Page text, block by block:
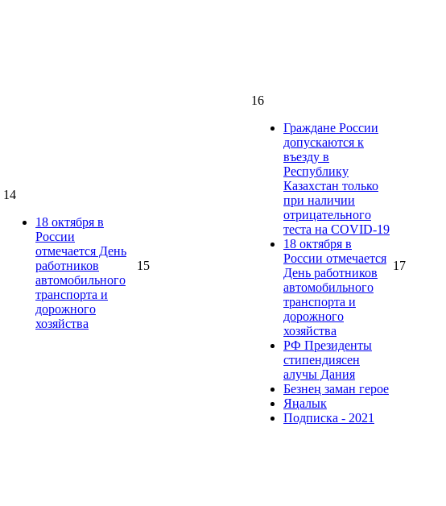
14
18 октября в
России
отмечается День
работников
автомобильного
транспорта и
дорожного
хозяйства
15
16
Граждане России
допускаются к
въезду в
Республику
Казахстан только
при наличии
отрицательного
теста на COVID-19
18 октября в
России отмечается
День работников
автомобильного
транспорта и
дорожного
хозяйства
РФ Президенты
стипендиясен
алучы Дания
Безнең заман герое
Яңалык
Подписка - 2021
17